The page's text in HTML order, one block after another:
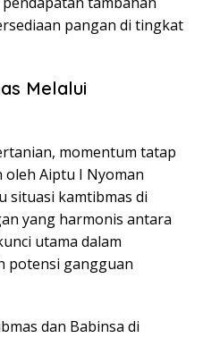
pangan di tingkat
Melalui
momentum tatap
Aiptu I Nyoman
situasi kamtibmas di
yang harmonis antara
utama dalam
potensi gangguan
dan Babinsa di